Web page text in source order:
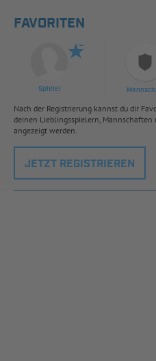
FAVORITEN
Spieler
Nach der Registrierung kannst du dir
deinen Lieblingsspielern,
angezeigt werden.
JETZT REGISTRIEREN